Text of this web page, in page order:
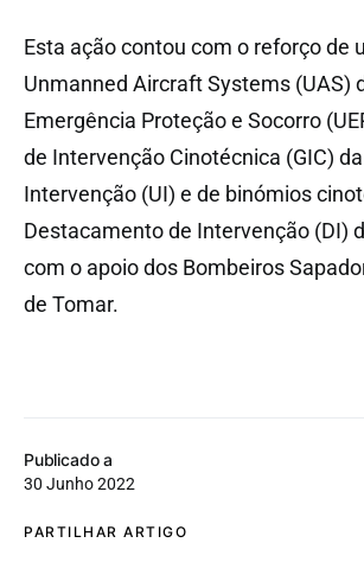
Publicado a
30 Junho 2022
PARTILHAR ARTIGO
Esta ação contou com o reforço de
Unmanned Aircraft Systems (UAS)
Emergência Proteção e Socorro
de Intervenção Cinotécnica (GIC)
Intervenção (UI) e de binómios
Destacamento de Intervenção (DI)
com o apoio dos Bombeiros
de Tomar.